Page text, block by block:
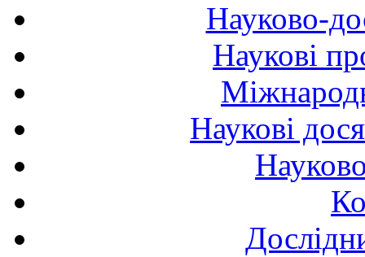
Науково-
Наукові
Наукові